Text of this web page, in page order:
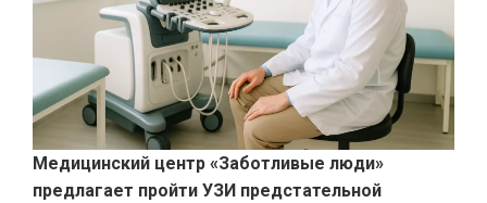
Медицинский центр «Заботливые люди»
предлагает пройти УЗИ предстательной